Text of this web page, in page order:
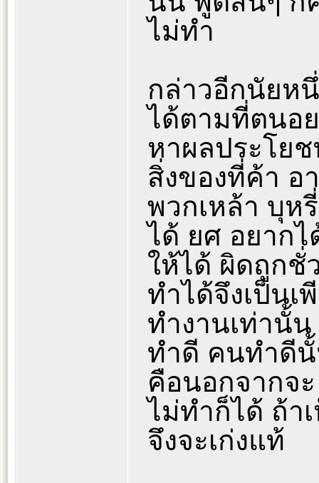
ไม่ทำ
กล่าวอีกนัยห
ได้ตามที่ตนอ
หาผลประโยช
สิ่งของที่ค้า อ
พวกเหล้า บุห
ได้ ยศ อยาก
ให้ได้ ผิดถูกชั่
ทำได้จึงเป็น
ทำงานเท่านั้
ทำดี คนทำดี
คือนอกจากจ
ไม่ทำก็ได้ ถ้า
จึงจะเก่งแท้